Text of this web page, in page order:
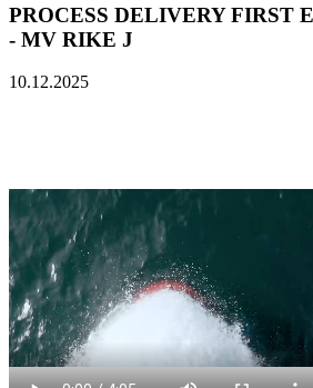
PROCESS DELIVERY FIRST
- MV RIKE J
10.12.2025